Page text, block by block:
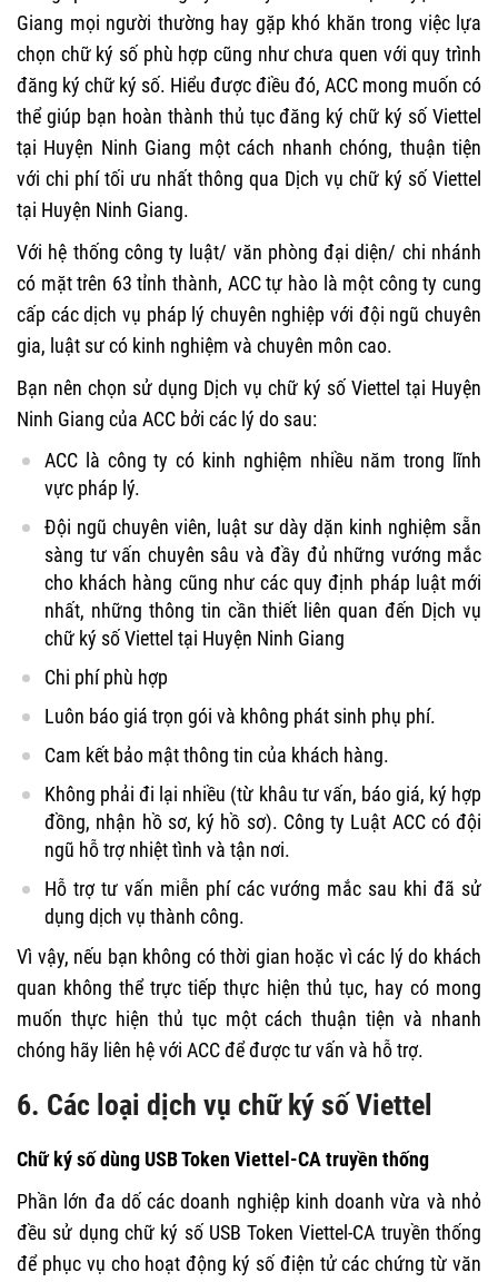
Giang mọi người thường hay gặp khó khăn trong việc lựa
chọn chữ ký số phù hợp cũng như chưa quen với quy trình
đăng ký chữ ký số. Hiểu được điều đó, ACC mong muốn có
thể giúp bạn hoàn thành thủ tục đăng ký chữ ký số Viettel
tại Huyện Ninh Giang một cách nhanh chóng, thuận tiện
với chi phí tối ưu nhất thông qua Dịch vụ chữ ký số Viettel
tại Huyện Ninh Giang.
Với hệ thống công ty luật/ văn phòng đại diện/ chi nhánh
có mặt trên 63 tỉnh thành, ACC tự hào là một công ty cung
cấp các dịch vụ pháp lý chuyên nghiệp với đội ngũ chuyên
gia, luật sư có kinh nghiệm và chuyên môn cao.
Bạn nên chọn sử dụng Dịch vụ chữ ký số Viettel tại Huyện
Ninh Giang của ACC bởi các lý do sau:
ACC là công ty có kinh nghiệm nhiều năm trong lĩnh
vực pháp lý.
Đội ngũ chuyên viên, luật sư dày dặn kinh nghiệm sẵn
sàng tư vấn chuyên sâu và đầy đủ những vướng mắc
cho khách hàng cũng như các quy định pháp luật mới
nhất, những thông tin cần thiết liên quan đến Dịch vụ
chữ ký số Viettel tại Huyện Ninh Giang
Chi phí phù hợp
Luôn báo giá trọn gói và không phát sinh phụ phí.
Cam kết bảo mật thông tin của khách hàng.
Không phải đi lại nhiều (từ khâu tư vấn, báo giá, ký hợp
đồng, nhận hồ sơ, ký hồ sơ). Công ty Luật ACC có đội
ngũ hỗ trợ nhiệt tình và tận nơi.
Hỗ trợ tư vấn miễn phí các vướng mắc sau khi đã sử
dụng dịch vụ thành công.
Vì vậy, nếu bạn không có thời gian hoặc vì các lý do khách
quan không thể trực tiếp thực hiện thủ tục, hay có mong
muốn thực hiện thủ tục một cách thuận tiện và nhanh
chóng hãy liên hệ với ACC để được tư vấn và hỗ trợ.
6. Các loại dịch vụ chữ ký số Viettel
Chữ ký số dùng USB Token Viettel-CA truyền thống
Phần lớn đa dố các doanh nghiệp kinh doanh vừa và nhỏ
đều sử dụng chữ ký số USB Token Viettel-CA truyền thống
để phục vụ cho hoạt động ký số điện tử các chứng từ văn